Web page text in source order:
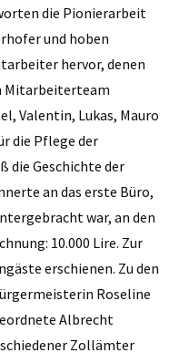
die Pionierarbeit
und hoben
hervor, denen
Mitarbeiterteam
­Valentin, ­Lukas, Mauro
die Pflege der
die Geschichte der
an das erste Büro,
war, an den
10.000 Lire. Zur
erschienen. Zu den
Roseline
Albrecht
Zollämter